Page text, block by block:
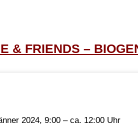
& FRIENDS –
2024, 9:00 – ca. 12:00 Uhr